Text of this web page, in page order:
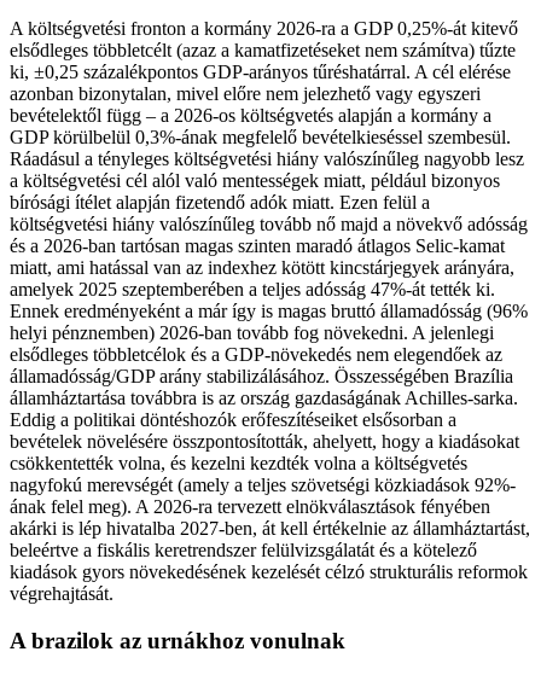
A költségvetési fronton a kormány 2026-ra a GDP 0,25%-át kitevő
elsődleges többletcélt (azaz a kamatfizetéseket nem számítva) tűzte
ki, ±0,25 százalékpontos GDP-arányos tűréshatárral. A cél elérése
azonban bizonytalan, mivel előre nem jelezhető vagy egyszeri
bevételektől függ – a 2026-os költségvetés alapján a kormány a
GDP körülbelül 0,3%-ának megfelelő bevételkieséssel szembesül.
Ráadásul a tényleges költségvetési hiány valószínűleg nagyobb lesz
a költségvetési cél alól való mentességek miatt, például bizonyos
bírósági ítélet alapján fizetendő adók miatt. Ezen felül a
költségvetési hiány valószínűleg tovább nő majd a növekvő adósság
és a 2026-ban tartósan magas szinten maradó átlagos Selic-kamat
miatt, ami hatással van az indexhez kötött kincstárjegyek arányára,
amelyek 2025 szeptemberében a teljes adósság 47%-át tették ki.
Ennek eredményeként a már így is magas bruttó államadósság (96%
helyi pénznemben) 2026-ban tovább fog növekedni. A jelenlegi
elsődleges többletcélok és a GDP-növekedés nem elegendőek az
államadósság/GDP arány stabilizálásához. Összességében Brazília
államháztartása továbbra is az ország gazdaságának Achilles-sarka.
Eddig a politikai döntéshozók erőfeszítéseiket elsősorban a
bevételek növelésére összpontosították, ahelyett, hogy a kiadásokat
csökkentették volna, és kezelni kezdték volna a költségvetés
nagyfokú merevségét (amely a teljes szövetségi közkiadások 92%-
ának felel meg). A 2026-ra tervezett elnökválasztások fényében
akárki is lép hivatalba 2027-ben, át kell értékelnie az államháztartást,
beleértve a fiskális keretrendszer felülvizsgálatát és a kötelező
kiadások gyors növekedésének kezelését célzó strukturális reformok
végrehajtását.
A brazilok az urnákhoz vonulnak